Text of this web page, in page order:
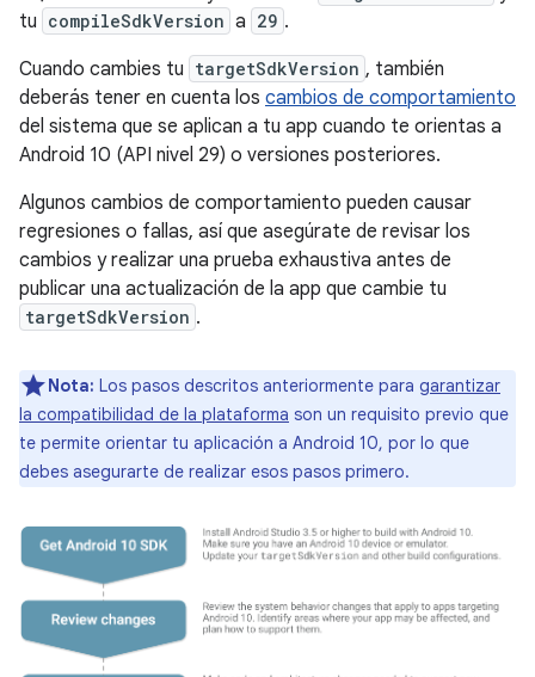
tu compileSdkVersion a 29 .
Cuando cambies tu targetSdkVersion , también
deberás tener en cuenta los cambios de comportamiento
del sistema que se aplican a tu app cuando te orientas a
Android 10 (API nivel 29) o versiones posteriores.
Algunos cambios de comportamiento pueden causar
regresiones o fallas, así que asegúrate de revisar los
cambios y realizar una prueba exhaustiva antes de
publicar una actualización de la app que cambie tu
targetSdkVersion .
Nota: Los pasos descritos anteriormente para garantizar
la compatibilidad de la plataforma son un requisito previo que
te permite orientar tu aplicación a Android 10, por lo que
debes asegurarte de realizar esos pasos primero.